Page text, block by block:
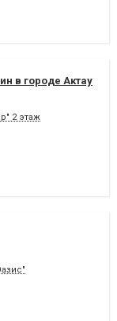
в городе Актау
2 этаж